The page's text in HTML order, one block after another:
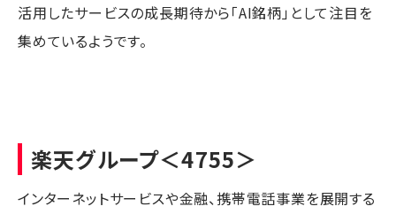
活用したサービスの成長期待から「AI銘柄」として注目を
集めているようです。
楽天グループ＜4755＞
インターネットサービスや金融、携帯電話事業を展開する